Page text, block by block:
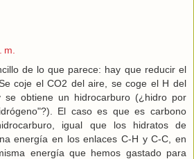
m.
de lo que parece: hay que reducir el
coje el CO2 del aire, se coge el H del
obtiene un hidrocarburo (¿hidro por
El caso es que es carbono
igual que los hidratos de
energía en los enlaces C-H y C-C, en
energía que hemos gastado para